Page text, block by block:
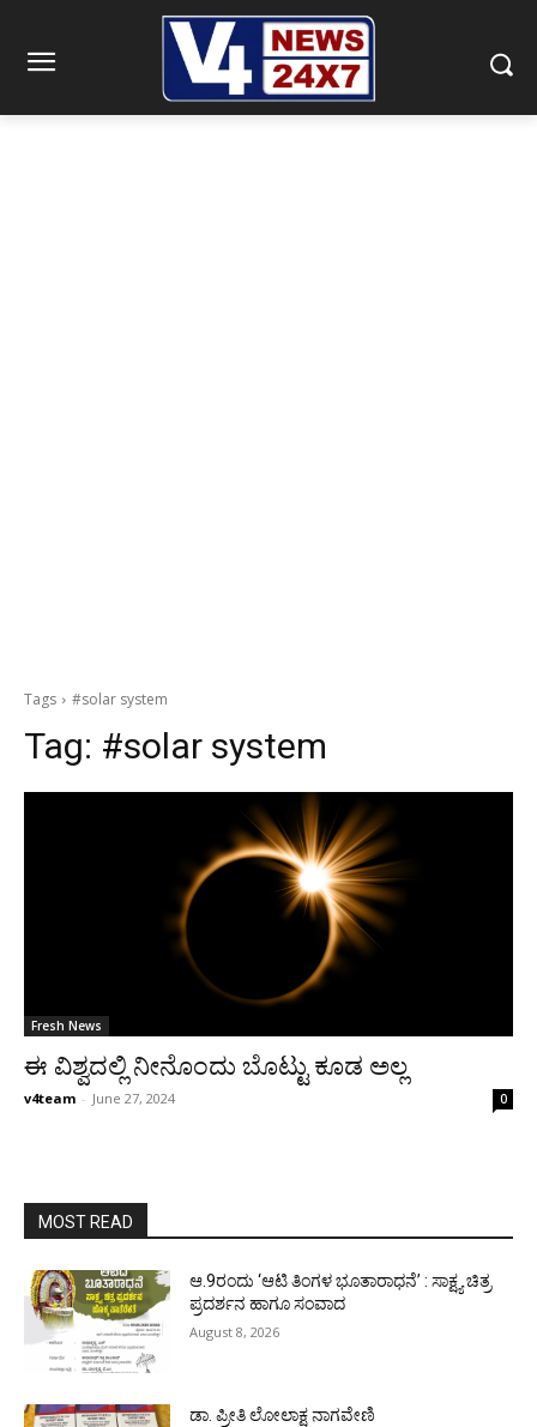
Tags #solar system
Tag: #solar system
Fresh News
ಈ ವಿಶ್ವದಲ್ಲಿ ನೀನೊಂದು ಬೊಟ್ಟು ಕೂಡ ಅಲ್ಲ
v4team - June 27, 2024 0
MOST READ
ಆ.9ರಂದು ‘ಆಟಿ ತಿಂಗಳ ಭೂತಾರಾಧನೆ’ : ಸಾಕ್ಷ್ಯ ಚಿತ್ರ
ಪ್ರದರ್ಶನ ಹಾಗೂ ಸಂವಾದ
August 8, 2026
ಡಾ. ಪ್ರೀತಿ ಲೋಲಾಕ್ಷ ನಾಗವೇಣಿ